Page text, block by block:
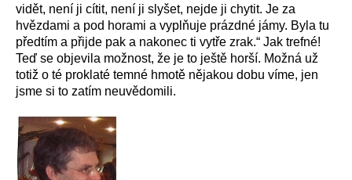
vidět, není ji cítit, není ji slyšet, nejde ji chytit. Je za
hvězdami a pod horami a vyplňuje prázdné jámy. Byla tu
předtím a přijde pak a nakonec ti vytře zrak.“ Jak trefné!
Teď se objevila možnost, že je to ještě horší. Možná už
totiž o té proklaté temné hmotě nějakou dobu víme, jen
jsme si to zatím neuvědomili.